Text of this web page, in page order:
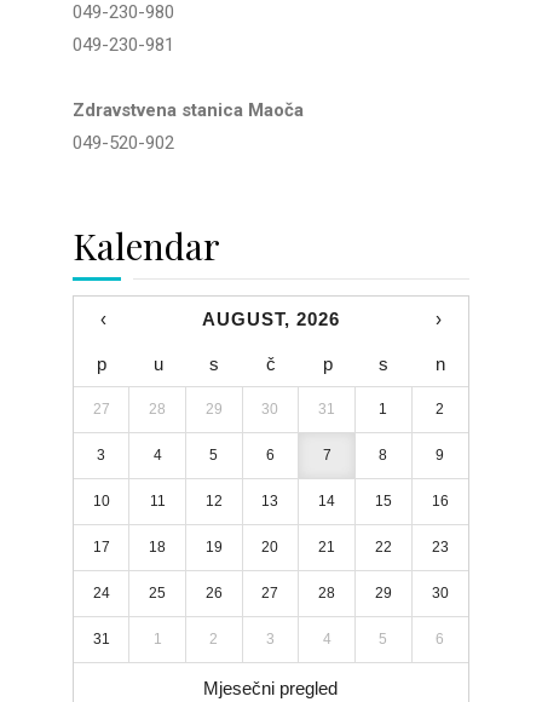
049-230-980
049-230-981
Zdravstvena stanica Maoča
049-520-902
Kalendar
‹ AUGUST, 2026 ›
p u s č p s n
27 28 29 30 31 1 2
3 4 5 6 7 8 9
10 11 12 13 14 15 16
17 18 19 20 21 22 23
24 25 26 27 28 29 30
31 1 2 3 4 5 6
Mjesečni pregled